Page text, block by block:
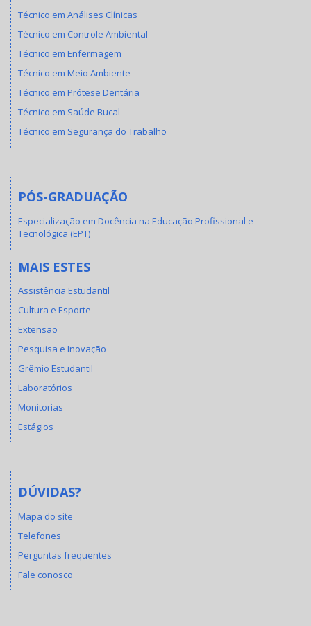
Técnico em Análises Clínicas
Técnico em Controle Ambiental
Técnico em Enfermagem
Técnico em Meio Ambiente
Técnico em Prótese Dentária
Técnico em Saúde Bucal
Técnico em Segurança do Trabalho
PÓS-GRADUAÇÃO
Especialização em Docência na Educação Profissional e
Tecnológica (EPT)
MAIS ESTES
Assistência Estudantil
Cultura e Esporte
Extensão
Pesquisa e Inovação
Grêmio Estudantil
Laboratórios
Monitorias
Estágios
DÚVIDAS?
Mapa do site
Telefones
Perguntas frequentes
Fale conosco